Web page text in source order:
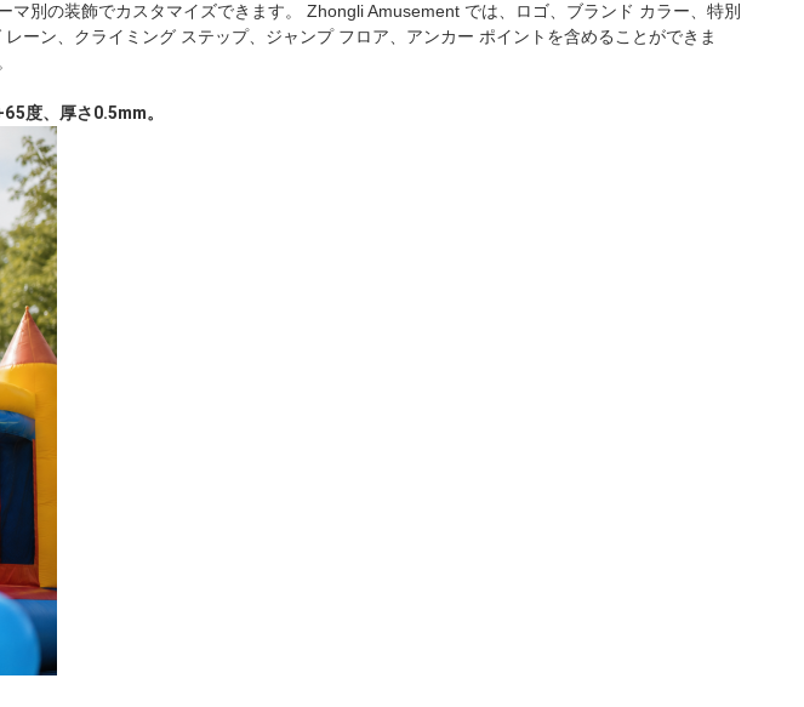
別の装飾でカスタマイズできます。 Zhongli Amusement では、ロゴ、ブランド カラー、特別
ーン、クライミング ステップ、ジャンプ フロア、アンカー ポイントを含めることができま
度、厚さ0.5mm。